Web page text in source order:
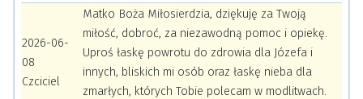
2026-06-
08
Czciciel
Matko Boża Miłosierdzia, dziękuję za Twoją
miłość, dobroć, za niezawodną pomoc i opiekę.
Uproś łaskę powrotu do zdrowia dla Józefa i
innych, bliskich mi osób oraz łaskę nieba dla
zmarłych, których Tobie polecam w modlitwach.